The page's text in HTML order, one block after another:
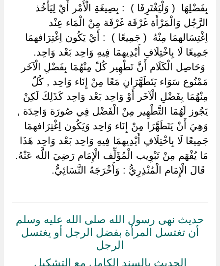
بِفَضْلِهَا ‏ ‏( وَلْيَغْتَرِفَا ) ‏ ‏: بِصِيغَةِ الْأَمْر أَيْ لِيَأْخُذ
الرَّجُل وَالْمَرْأَة غَرْفَة غَرْفَة مِنْ الْمَاء عِنْد
اِغْتِسَالهمَا مِنْهُ ‏ ‏( جَمِيعًا ) ‏ ‏: أَيْ يَكُون اِغْتِرَافهمَا
جَمِيعًا لَا بِاخْتِلَافِ أَيْدِيهمَا فِيهِ وَاحِد بَعْد وَاحِد.
‏ ‏وَحَاصِل الْكَلَام أَنَّ تَطْهِير كُلّ مِنْهُمَا بِفَضْلِ الْآخَر
مَمْنُوع سَوَاء يَتَطَهَّرَانِ مَعًا مِنْ إِنَاء وَاحِد , كُلّ
مِنْهُمَا بِفَضْلِ الْآخَر أَوْ وَاحِد بَعْد وَاحِد كَذَلِكَ لَكِنْ
يَجُوز لَهُمَا التَّطْهِير مِنْ الْفَضْل فِي صُورَة وَاحِدَة ,
وَهِيَ أَنْ يَتَطَهَّرَا مِنْ إِنَاء وَاحِد وَيَكُون اِغْتِرَافهمَا
جَمِيعًا لَا بِاخْتِلَافِ أَيْدِيهمَا فِيهِ وَاحِد بَعْد وَاحِد هَذَا
مَا يُفْهَم مِنْ تَبْوِيب الْمُؤَلِّف الْإِمَام رَضِيَ اللَّه عَنْهُ.
‏ ‏قَالَ الْإِمَام الْمُنْذِرِيُّ : وَأَخْرَجَهُ النَّسَائِيُّ.
حديث نهى رسول الله صلى الله عليه وسلم
أن تغتسل المرأة بفضل الرجل أو يغتسل
الرجل
الحديث بالسند الكامل مع التشكيل